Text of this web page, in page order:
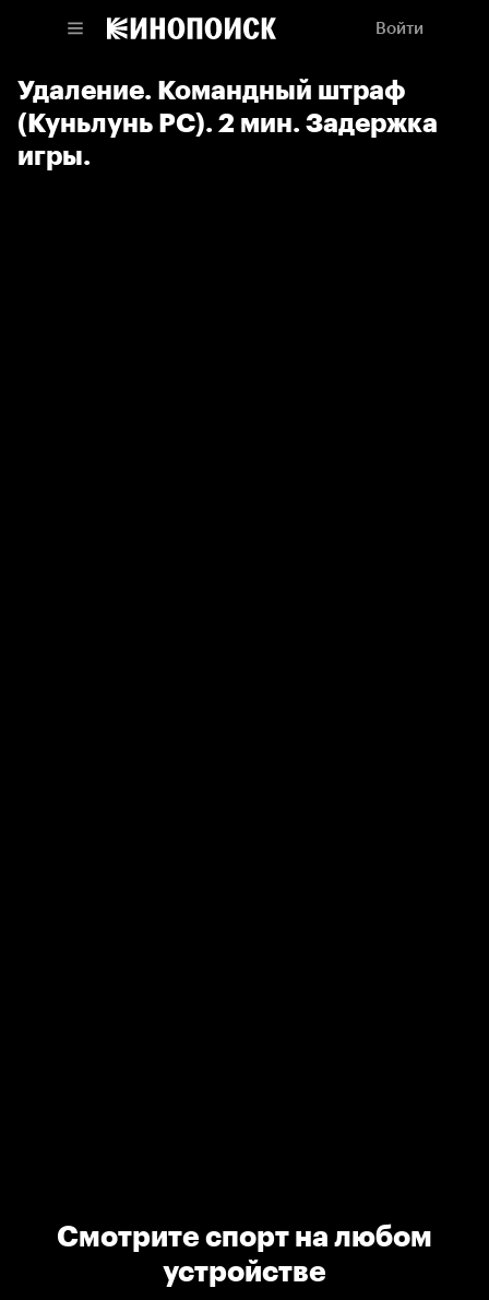
Войти
Удаление. Командный штраф
(Куньлунь РС). 2 мин. Задержка
игры.
Смотрите спорт на любом
устройстве